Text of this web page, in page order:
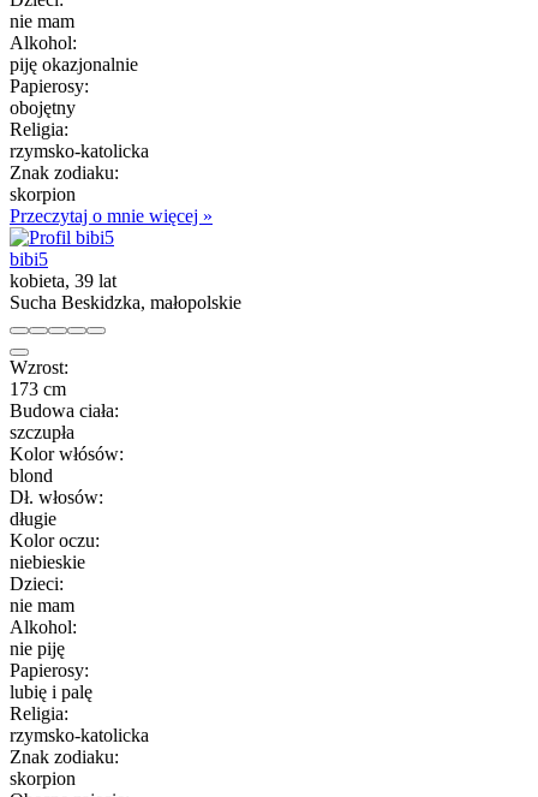
nie mam
Alkohol:
piję okazjonalnie
Papierosy:
obojętny
Religia:
rzymsko-katolicka
Znak zodiaku:
skorpion
Przeczytaj o mnie więcej »
bibi5
kobieta, 39 lat
Sucha Beskidzka, małopolskie
Wzrost:
173 cm
Budowa ciała:
szczupła
Kolor włósów:
blond
Dł. włosów:
długie
Kolor oczu:
niebieskie
Dzieci:
nie mam
Alkohol:
nie piję
Papierosy:
lubię i palę
Religia:
rzymsko-katolicka
Znak zodiaku:
skorpion